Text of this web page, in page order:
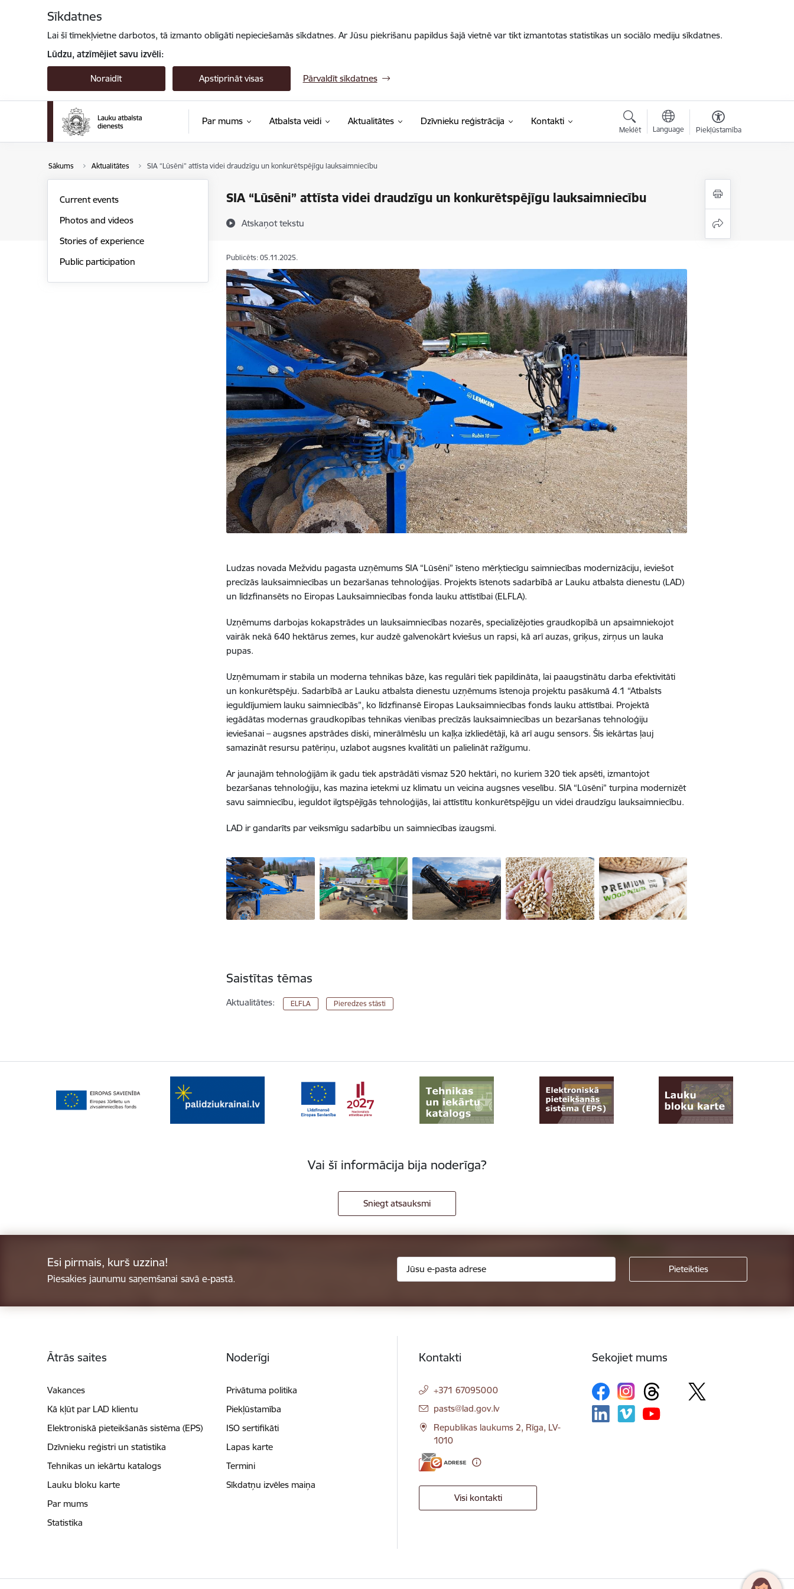
Sīkdatnes
Lai šī tīmekļvietne darbotos, tā izmanto obligāti nepieciešamās sīkdatnes. Ar Jūsu piekrišanu papildus šajā vietnē var tikt izmantotas statistikas un sociālo mediju sīkdatnes.
Lūdzu, atzīmējiet savu izvēli:
Noraidīt Apstiprināt visas Pārvaldīt sīkdatnes
Par mums Atbalsta veidi Aktualitātes Dzīvnieku reģistrācija Kontakti
Meklēt Language Piekļūstamība
Sākums Aktualitātes SIA “Lūsēni” attīsta videi draudzīgu un konkurētspējīgu lauksaimniecību
SIA “Lūsēni” attīsta videi draudzīgu un konkurētspējīgu lauksaimniecību
Atskaņot tekstu
Current events
Photos and videos
Stories of experience
Public participation
Publicēts: 05.11.2025.
Ludzas novada Mežvidu pagasta uzņēmums SIA “Lūsēni” īsteno mērķtiecīgu saimniecības modernizāciju, ieviešot
precīzās lauksaimniecības un bezaršanas tehnoloģijas. Projekts īstenots sadarbībā ar Lauku atbalsta dienestu (LAD)
un līdzfinansēts no Eiropas Lauksaimniecības fonda lauku attīstībai (ELFLA).
Uzņēmums darbojas kokapstrādes un lauksaimniecības nozarēs, specializējoties graudkopībā un apsaimniekojot
vairāk nekā 640 hektārus zemes, kur audzē galvenokārt kviešus un rapsi, kā arī auzas, griķus, zirņus un lauka
pupas.
Uzņēmumam ir stabila un moderna tehnikas bāze, kas regulāri tiek papildināta, lai paaugstinātu darba efektivitāti
un konkurētspēju. Sadarbībā ar Lauku atbalsta dienestu uzņēmums īstenoja projektu pasākumā 4.1 “Atbalsts
ieguldījumiem lauku saimniecībās”, ko līdzfinansē Eiropas Lauksaimniecības fonds lauku attīstībai. Projektā
iegādātas modernas graudkopības tehnikas vienības precīzās lauksaimniecības un bezaršanas tehnoloģiju
ieviešanai – augsnes apstrādes diski, minerālmēslu un kaļķa izkliedētāji, kā arī augu sensors. Šīs iekārtas ļauj
samazināt resursu patēriņu, uzlabot augsnes kvalitāti un palielināt ražīgumu.
Ar jaunajām tehnoloģijām ik gadu tiek apstrādāti vismaz 520 hektāri, no kuriem 320 tiek apsēti, izmantojot
bezaršanas tehnoloģiju, kas mazina ietekmi uz klimatu un veicina augsnes veselību. SIA “Lūsēni” turpina modernizēt
savu saimniecību, ieguldot ilgtspējīgās tehnoloģijās, lai attīstītu konkurētspējīgu un videi draudzīgu lauksaimniecību.
LAD ir gandarīts par veiksmīgu sadarbību un saimniecības izaugsmi.
Saistītas tēmas
Aktualitātes: ELFLA Pieredzes stāsti
Vai šī informācija bija noderīga?
Sniegt atsauksmi
Esi pirmais, kurš uzzina!
Piesakies jaunumu saņemšanai savā e-pastā.
Ātrās saites
Vakances
Kā kļūt par LAD klientu
Elektroniskā pieteikšanās sistēma (EPS)
Dzīvnieku reģistri un statistika
Tehnikas un iekārtu katalogs
Lauku bloku karte
Par mums
Statistika
Noderīgi
Privātuma politika
Piekļūstamība
ISO sertifikāti
Lapas karte
Termini
Sīkdatņu izvēles maiņa
Kontakti
+371 67095000
E-pasts:
pasts@lad.gov.lv
Republikas laukums 2, Rīga, LV-
1010
Visi kontakti
Sekojiet mums